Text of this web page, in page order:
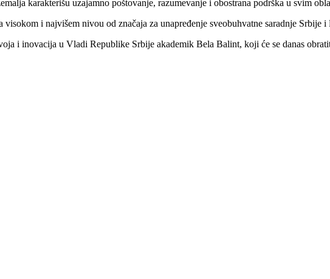
karakterišu uzajamno poštovanje, razumevanje i obostrana podrška u svim
i najvišem nivou od značaja za unapređenje sveobuhvatne saradnje Srbije
i inovacija u Vladi Republike Srbije akademik Bela Balint, koji će se danas